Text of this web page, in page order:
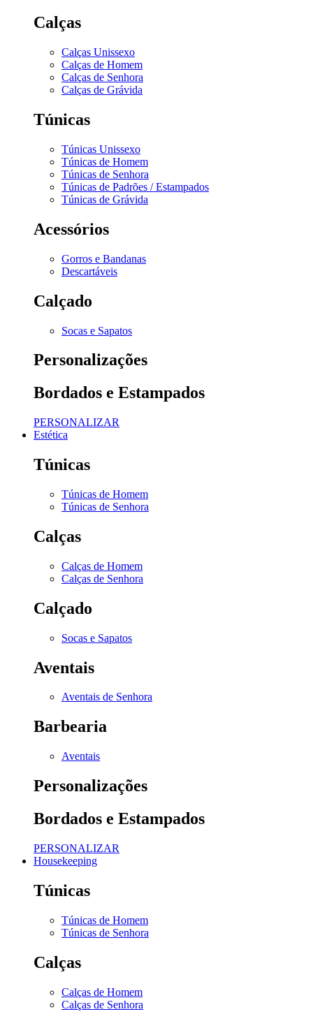
Calças
Calças Unissexo
Calças de Homem
Calças de Senhora
Calças de Grávida
Túnicas
Túnicas Unissexo
Túnicas de Homem
Túnicas de Senhora
Túnicas de Padrões / Estampados
Túnicas de Grávida
Acessórios
Gorros e Bandanas
Descartáveis
Calçado
Socas e Sapatos
Personalizações
Bordados e Estampados
PERSONALIZAR
Estética
Túnicas
Túnicas de Homem
Túnicas de Senhora
Calças
Calças de Homem
Calças de Senhora
Calçado
Socas e Sapatos
Aventais
Aventais de Senhora
Barbearia
Aventais
Personalizações
Bordados e Estampados
PERSONALIZAR
Housekeeping
Túnicas
Túnicas de Homem
Túnicas de Senhora
Calças
Calças de Homem
Calças de Senhora